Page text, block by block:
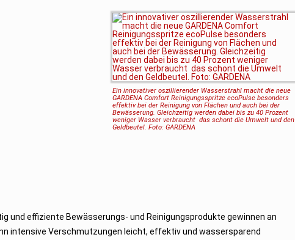
Ein innovativer oszillierender Wasserstrahl macht die neue
GARDENA Comfort Reinigungsspritze ecoPulse besonders
effektiv bei der Reinigung von Flächen und auch bei der
Bewässerung. Gleichzeitig werden dabei bis zu 40 Prozent
weniger Wasser verbraucht ­ das schont die Umwelt und den
Geldbeutel. Foto: GARDENA
und effiziente Bewässerungs- und Reinigungsprodukte gewinnen an
intensive Verschmutzungen leicht, effektiv und wassersparend